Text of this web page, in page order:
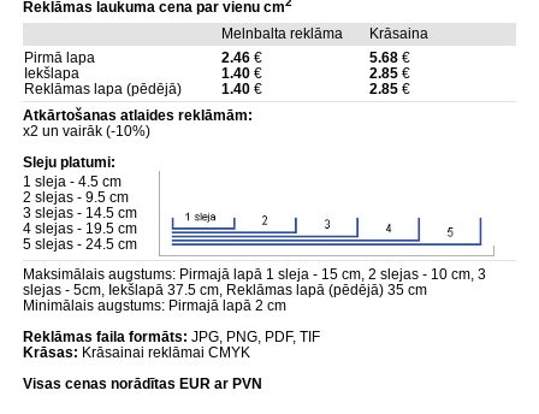
Reklāmas laukuma cena par vienu cm
Melnbalta reklāma
Krāsaina
Pirmā lapa
2.46€ 5.68€
Iekšlapa
1.40€ 2.85€
Reklāmas lapa (pēdējā)
1.40€ 2.85€
Atkārtošanas atlaides reklāmām:
x2 un vairāk (-10%)
Sleju platumi:
1 sleja - 4.5 cm
2 slejas - 9.5 cm
3 slejas - 14.5 cm
4 slejas - 19.5 cm
5 slejas - 24.5 cm
Maksimālais augstums: Pirmajā lapā 1 sleja - 15 cm, 2 slejas - 10 cm, 3
slejas - 5cm, Iekšlapā 37.5 cm, Reklāmas lapā (pēdējā) 35 cm
Minimālais augstums: Pirmajā lapā 2 cm
Reklāmas faila formāts: JPG, PNG, PDF, TIF
Krāsas: Krāsainai reklāmai CMYK
Visas cenas norādītas EUR ar PVN